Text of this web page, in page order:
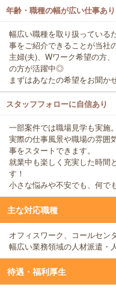
年齢・職種の幅が広い仕事あり
幅広い職種を取り扱っている
事をご紹介できることが当社
主婦(夫)、Wワーク希望の方
の方が活躍中◎
まずはあなたの希望をお聞か
スタッフフォローに自信あり
一部案件では職場見学も実施。
実際の仕事風景や職場の雰囲
事をスタートできます。
就業中も楽しく充実した時間
す！
小さな悩みや不安でも、何で
主な対応職種
オフィスワーク、コールセン
幅広い業務領域の人材派遣・
待遇・福利厚生